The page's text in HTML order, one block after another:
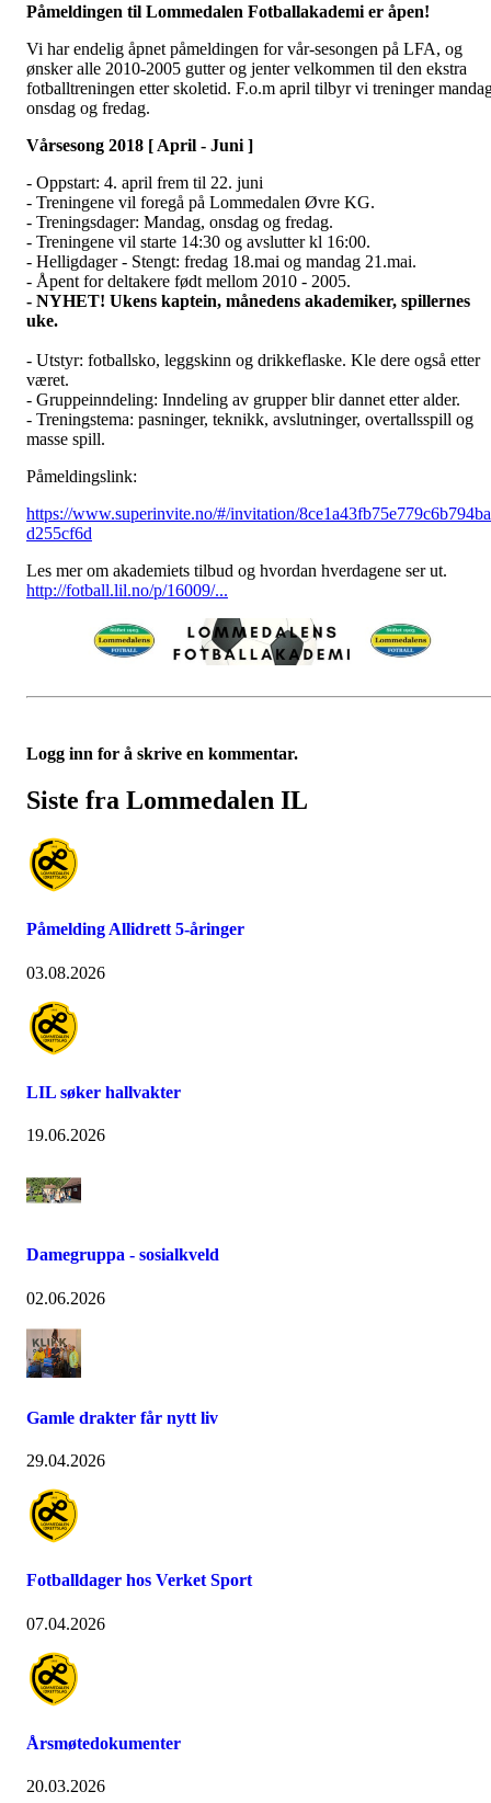
Påmeldingen til Lommedalen Fotballakademi er åpen!
Vi har endelig åpnet påmeldingen for vår-sesongen på LFA, og
ønsker alle 2010-2005 gutter og jenter velkommen til den ekstra
fotballtreningen etter skoletid. F.o.m april tilbyr vi treninger
onsdag og fredag.
Vårsesong 2018 [ April - Juni ]
- Oppstart: 4. april frem til 22. juni
- Treningene vil foregå på Lommedalen Øvre KG.
- Treningsdager: Mandag, onsdag og fredag.
- Treningene vil starte 14:30 og avslutter kl 16:00.
- Helligdager - Stengt: fredag 18.mai og mandag 21.mai.
- Åpent for deltakere født mellom 2010 - 2005.
- NYHET! Ukens kaptein, månedens akademiker, spillernes
uke.
- Utstyr: fotballsko, leggskinn og drikkeflaske. Kle dere også etter
været.
- Gruppeinndeling: Inndeling av grupper blir dannet etter alder.
- Treningstema: pasninger, teknikk, avslutninger, overtallsspill og
masse spill.
Påmeldingslink:
https://www.superinvite.no/#/invitation/
d255cf6d
Les mer om akademiets tilbud og hvordan hverdagene ser ut.
http://fotball.lil.no/p/16009/...
Logg inn for å skrive en kommentar.
Siste fra Lommedalen IL
Påmelding Allidrett 5-åringer
03.08.2026
LIL søker hallvakter
19.06.2026
Damegruppa - sosialkveld
02.06.2026
Gamle drakter får nytt liv
29.04.2026
Fotballdager hos Verket Sport
07.04.2026
Årsmøtedokumenter
20.03.2026